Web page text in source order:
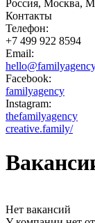
Россия, Москва,
Контакты
Телефон:
+7 499 922 8594
Email:
Facebook:
familyagency
Instagram:
thefamilyagency
creative.family/
Нет вакансий